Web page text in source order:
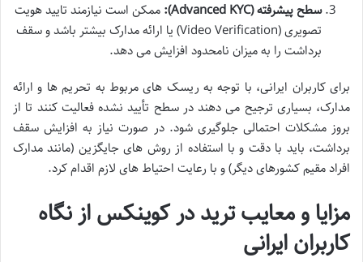
سطح پیشرفته (Advanced KYC):
ممکن است نیازمند تایید هویت
تصویری (Video Verification) یا ارائه مدارک بیشتر باشد و سقف
برداشت را به میزان نامحدود افزایش می دهد.
برای کاربران ایرانی، با توجه به ریسک های مربوط به تحریم ها و ارائه
مدارک، بسیاری ترجیح می دهند در سطح تأیید نشده فعالیت کنند تا از
بروز مشکلات احتمالی جلوگیری شود. در صورت نیاز به افزایش سقف
برداشت، باید با دقت و با استفاده از روش های جایگزین (مانند مدارک
افراد مقیم کشورهای دیگر) و با رعایت احتیاط های لازم اقدام کرد.
مزایا و معایب ترید در کوینکس از نگاه
کاربران ایرانی